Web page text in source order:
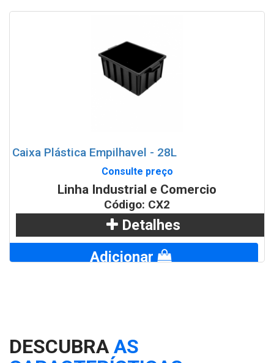
Caixa Plástica Empilhavel - 28L
Consulte preço
Linha Industrial e Comercio
Código: CX2
Detalhes
Adicionar
DESCUBRA AS